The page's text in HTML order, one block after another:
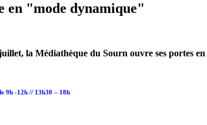
en "mode dynamique"
la Médiathèque du Sourn ouvre ses portes
9h -12h // 13h30 – 18h